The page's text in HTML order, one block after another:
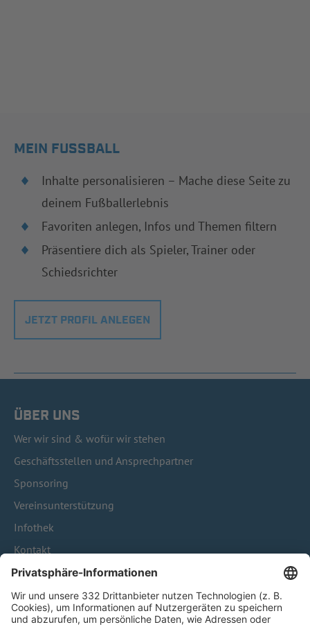
MEIN FUSSBALL
Inhalte personalisieren – Mache diese Seite zu
deinem Fußballerlebnis
Favoriten anlegen, Infos und Themen filtern
Präsentiere dich als Spieler, Trainer oder
Schiedsrichter
JETZT PROFIL ANLEGEN
ÜBER UNS
Wer wir sind & wofür wir stehen
Geschäftsstellen und Ansprechpartner
Sponsoring
Vereinsunterstützung
Infothek
Kontakt
HÄUFIG BESUCHTE SEITEN
Pässe und Vereinswechsel